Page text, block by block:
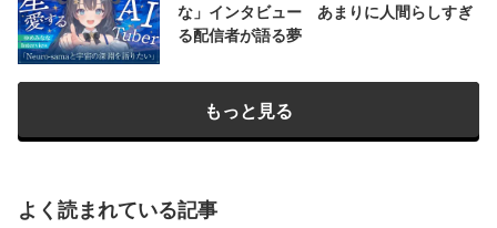
な」インタビュー あまりに人間らしすぎ
る配信者が語る夢
もっと見る
よく読まれている記事